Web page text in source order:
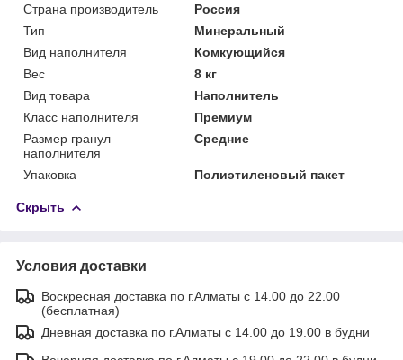
Страна производитель
Россия
Тип
Минеральный
Вид наполнителя
Комкующийся
Вес
8 кг
Вид товара
Наполнитель
Класс наполнителя
Премиум
Размер гранул
наполнителя
Средние
Упаковка Полиэтиленовый пакет
Скрыть
Условия доставки
Воскресная доставка по г.Алматы с 14.00 до 22.00
(бесплатная)
Дневная доставка по г.Алматы с 14.00 до 19.00 в будни